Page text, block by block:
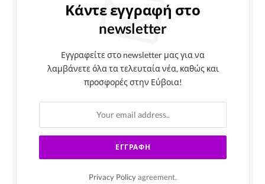
Κάντε εγγραφή στο
newsletter
Εγγραφείτε στο newsletter μας για να
λαμβάνετε όλα τα τελευταία νέα, καθώς και
προσφορές στην Εύβοια!
Privacy Policy agreement.